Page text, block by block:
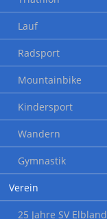
Lauf
Radsport
Mountainbike
Kindersport
Wandern
Gymnastik
Verein
25 Jahre SV Elbland